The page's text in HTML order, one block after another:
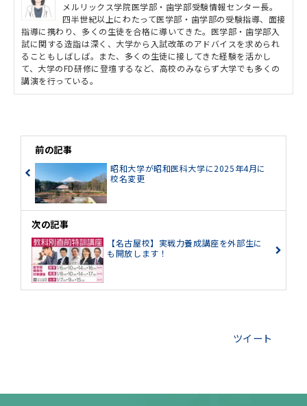
メルリックス学院医学部・歯学部受験情報センター長。
四半世紀以上にわたって医学部・歯学部の受験指導、面接
指導に携わり、多くの生徒を合格に導いてきた。医学部・歯学部入
試に関する造詣は深く、大学から入試改革のアドバイスを求められ
ることもしばしば。また、多くの生徒に接してきた経験を活かし
て、大学のFD研修に登壇するなど、高校のみならず大学でも多くの
講演を行っている。
前の記事
昭和大学が昭和医科大学に2025年4月に
校名変更
次の記事
【名古屋校】実戦力養成講座を外部生に
も開放します！
ツイート